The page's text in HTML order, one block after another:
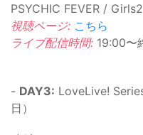
PSYCHIC FEVER / Girls2
視聴ページ: こちら
ライブ配信時間: 19:00〜
- DAY3: LoveLive!
日）